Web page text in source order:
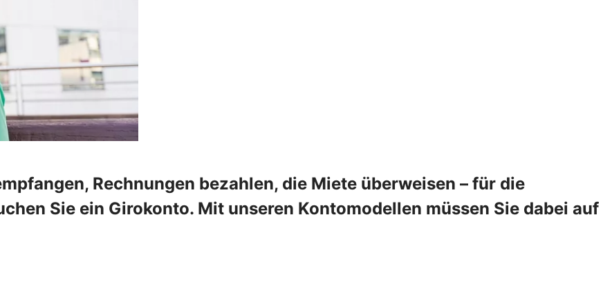
Rechnungen bezahlen, die Miete überweisen – für die
Sie ein Girokonto. Mit unseren Kontomodellen müssen Sie dabei auf